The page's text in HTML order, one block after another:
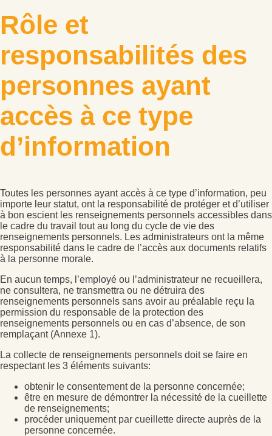
Rôle et
responsabilités des
personnes ayant
accès à ce type
d’information
Toutes les personnes ayant accès à ce type d’information, peu
importe leur statut, ont la responsabilité de protéger et d’utiliser
à bon escient les renseignements personnels accessibles dans
le cadre du travail tout au long du cycle de vie des
renseignements personnels. Les administrateurs ont la même
responsabilité dans le cadre de l’accès aux documents relatifs
à la personne morale.
En aucun temps, l’employé ou l’administrateur ne recueillera,
ne consultera, ne transmettra ou ne détruira des
renseignements personnels sans avoir au préalable reçu la
permission du responsable de la protection des
renseignements personnels ou en cas d’absence, de son
remplaçant (Annexe 1).
La collecte de renseignements personnels doit se faire en
respectant les 3 éléments suivants:
obtenir le consentement de la personne concernée;
être en mesure de démontrer la nécessité de la cueillette
de renseignements;
procéder uniquement par cueillette directe auprès de la
personne concernée.